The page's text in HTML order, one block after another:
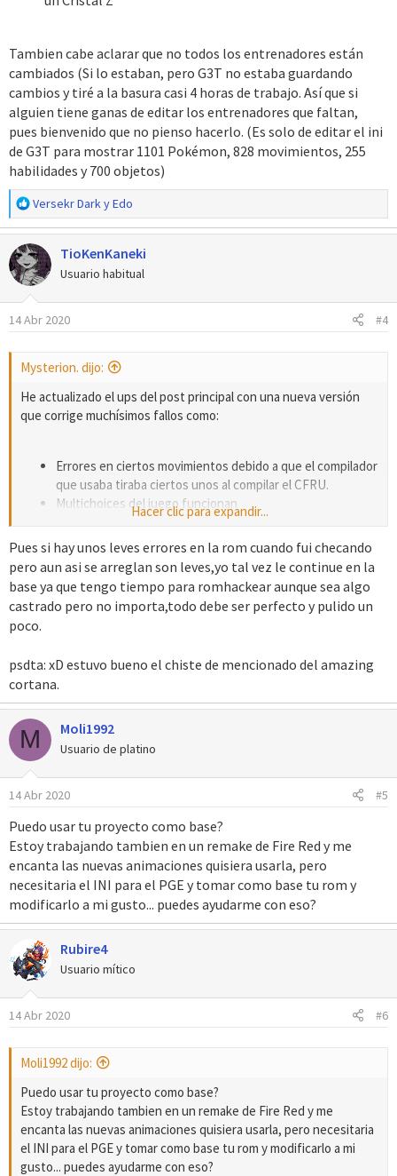
Tambien cabe aclarar que no todos los entrenadores están
cambiados (Si lo estaban, pero G3T no estaba guardando
cambios y tiré a la basura casi 4 horas de trabajo. Así que si
alguien tiene ganas de editar los entrenadores que faltan,
pues bienvenido que no pienso hacerlo. (Es solo de editar el ini
de G3T para mostrar 1101 Pokémon, 828 movimientos, 255
habilidades y 700 objetos)
R
e
a
c
c
i
o
n
:
Versekr DarkyEdo
TioKenKaneki
Usuario habitual
14 Abr 2020 #4
Mysterion. dijo:
He actualizado el ups del post principal con una nueva versión
que corrige muchísimos fallos como:
Errores en ciertos movimientos debido a que el compilador
que usaba tiraba ciertos unos al compilar el CFRU.
Multichoices del juego funcionan
Sprites cambiados arreglados
Errores con sobreposición de sprites al tener equipado un
Cristal Z
Tambien cabe aclarar que no todos los entrenadores están
cambiados (Si lo estaban, pero G3T no estaba guardando
alguien tiene ganas de editar los entrenadores que faltan, pues
bienvenido que no pienso hacerlo. (Es solo de editar el ini de G3T
para mostrar 1101 Pokémon, 828 movimientos, 255 habilidades y
700 objetos)
Hacer clic para expandir...
Pues si hay unos leves errores en la rom cuando fui checando
pero aun asi se arreglan son leves,yo tal vez le continue en la
base ya que tengo tiempo para romhackear aunque sea algo
castrado pero no importa,todo debe ser perfecto y pulido un
poco.
psdta: xD estuvo bueno el chiste de mencionado del amazing
cortana.
M Moli1992
Usuario de platino
14 Abr 2020 #5
Puedo usar tu proyecto como base?
Estoy trabajando tambien en un remake de Fire Red y me
encanta las nuevas animaciones quisiera usarla, pero
necesitaria el INI para el PGE y tomar como base tu rom y
modificarlo a mi gusto... puedes ayudarme con eso?
Rubire4
Usuario mítico
14 Abr 2020 #6
Moli1992 dijo:
Puedo usar tu proyecto como base?
Estoy trabajando tambien en un remake de Fire Red y me
encanta las nuevas animaciones quisiera usarla, pero necesitaria
el INI para el PGE y tomar como base tu rom y modificarlo a mi
gusto... puedes ayudarme con eso?